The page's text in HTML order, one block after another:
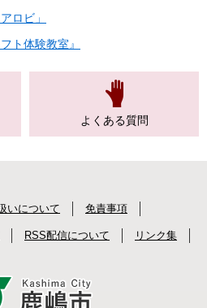
ロビ」
ト体験教室』
よくある質問
いについて 免責事項
RSS配信について リンク集